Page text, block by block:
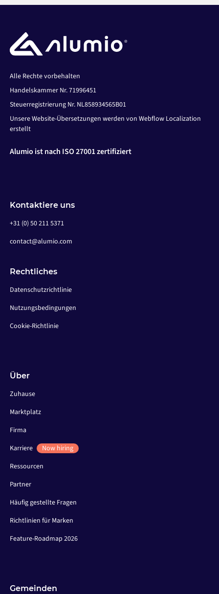
Alle Rechte vorbehalten
Handelskammer Nr. 71996451
Steuerregistrierung Nr. NL858934565B01
Unsere Website-Übersetzungen werden von Webflow Localization
erstellt
Alumio ist nach ISO 27001 zertifiziert
Kontaktiere uns
+31 (0) 50 211 5371
contact@alumio.com
Rechtliches
Datenschutzrichtlinie
Nutzungsbedingungen
Cookie-Richtlinie
Über
Zuhause
Marktplatz
Firma
Karriere
Now hiring
Ressourcen
Partner
Häufig gestellte Fragen
Richtlinien für Marken
Feature-Roadmap 2026
Gemeinden